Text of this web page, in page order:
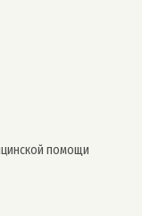
помощи